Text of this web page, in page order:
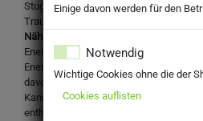
Stuggi Schorle Traube
Trauben-Schorle aus Traubensaft,
Nährwertangaben je 100ml:
Energie: 175 kJ
Energie: 40 kcal Kohlenhydrate: 8 g
davon Zucker: 6,3 g
Kann Spuren von Fett, gesättigten
enthalten.
Einige davon werden für den
Notwendig
Wichtige Cookies ohne die der
Cookies auflisten